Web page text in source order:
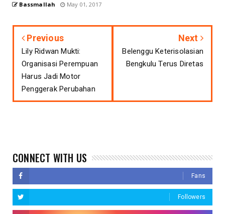
Bassmallah May 01, 2017
Previous
Lily Ridwan Mukti:
Organisasi Perempuan
Harus Jadi Motor
Penggerak Perubahan
Next
Belenggu Keterisolasian
Bengkulu Terus Diretas
CONNECT WITH US
Fans
Followers